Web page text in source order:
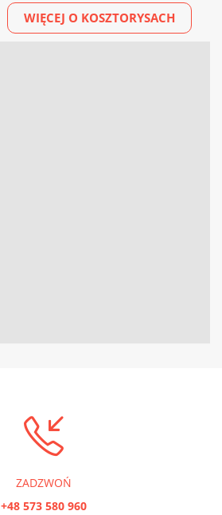
WIĘCEJ O KOSZTORYSACH
ZADZWOŃ
+48 573 580 960